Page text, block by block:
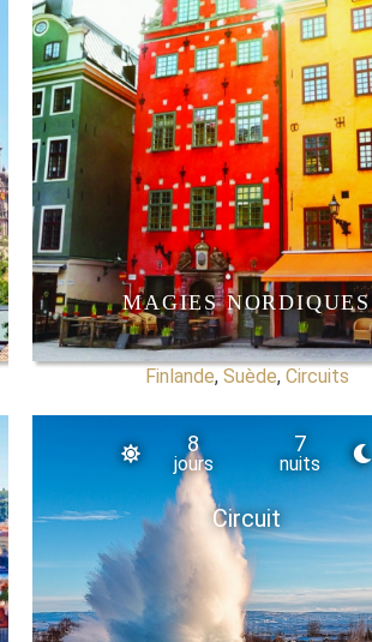
MAGIES NORDIQUES
Finlande, Suède, Circuits
Circuit
8
jours
7
nuits